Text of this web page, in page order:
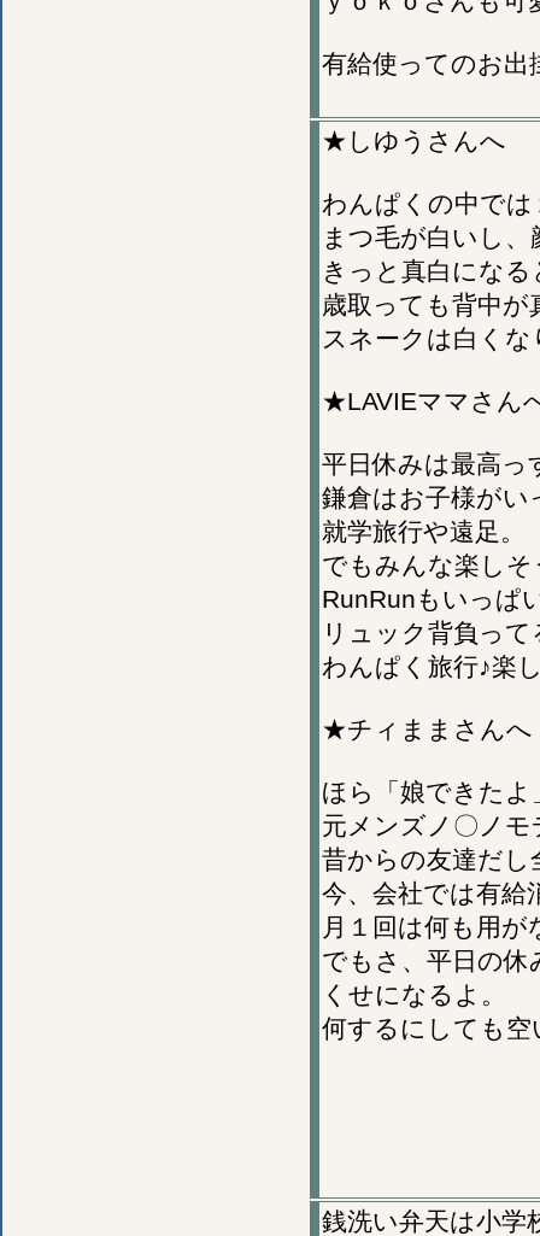
有給使ってのお
★しゆうさんへ
わんぱくの中で
まつ毛が白いし
きっと真白にな
歳取っても背中
スネークは白く
★LAVIEママさん
平日休みは最高っ
鎌倉はお子様がい
就学旅行や遠足。
でもみんな楽し
RunRunもいっぱ
リュック背負っ
わんぱく旅行♪楽
★チィままさんへ
ほら「娘できた
元メンズノ〇ノ
昔からの友達だし
今、会社では有給
月１回は何も用
でもさ、平日の休
くせになるよ。
何するにしても
銭洗い弁天は小学